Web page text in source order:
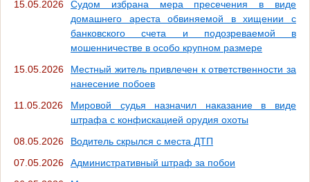
15.05.2026
Судом избрана мера пресечения в виде
домашнего ареста обвиняемой в хищении с
банковского счета и подозреваемой в
мошенничестве в особо крупном размере
15.05.2026
Местный житель привлечен к ответственности за
нанесение побоев
11.05.2026
Мировой судья назначил наказание в виде
штрафа с конфискацией орудия охоты
08.05.2026
Водитель скрылся с места ДТП
07.05.2026
Административный штраф за побои